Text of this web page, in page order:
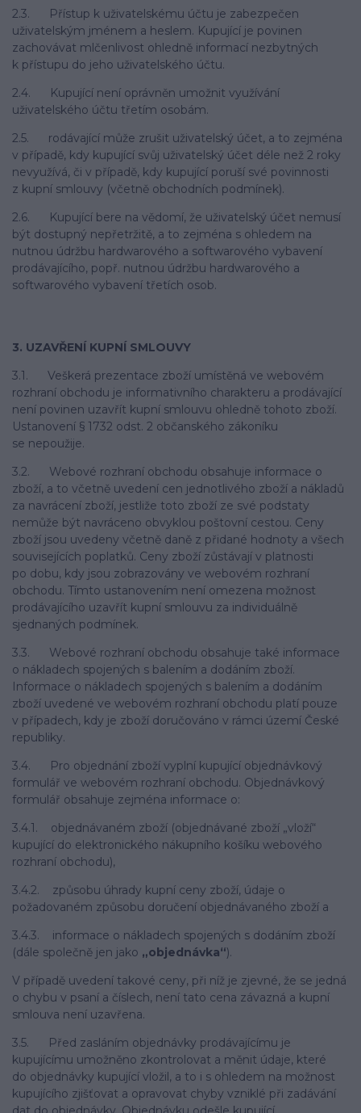
2.3. Přístup k uživatelskému účtu je zabezpečen
uživatelským jménem a heslem. Kupující je povinen
zachovávat mlčenlivost ohledně informací nezbytných
k přístupu do jeho uživatelského účtu.
2.4. Kupující není oprávněn umožnit využívání
uživatelského účtu třetím osobám.
2.5. rodávající může zrušit uživatelský účet, a to zejména
v případě, kdy kupující svůj uživatelský účet déle než 2 roky
nevyužívá, či v případě, kdy kupující poruší své povinnosti
z kupní smlouvy (včetně obchodních podmínek).
2.6. Kupující bere na vědomí, že uživatelský účet nemusí
být dostupný nepřetržitě, a to zejména s ohledem na
nutnou údržbu hardwarového a softwarového vybavení
prodávajícího, popř. nutnou údržbu hardwarového a
softwarového vybavení třetích osob.
3. UZAVŘENÍ KUPNÍ SMLOUVY
3.1. Veškerá prezentace zboží umístěná ve webovém
rozhraní obchodu je informativního charakteru a prodávající
není povinen uzavřít kupní smlouvu ohledně tohoto zboží.
Ustanovení § 1732 odst. 2 občanského zákoníku
se nepoužije.
3.2. Webové rozhraní obchodu obsahuje informace o
zboží, a to včetně uvedení cen jednotlivého zboží a nákladů
za navrácení zboží, jestliže toto zboží ze své podstaty
nemůže být navráceno obvyklou poštovní cestou. Ceny
zboží jsou uvedeny včetně daně z přidané hodnoty a všech
souvisejících poplatků. Ceny zboží zůstávají v platnosti
po dobu, kdy jsou zobrazovány ve webovém rozhraní
obchodu. Tímto ustanovením není omezena možnost
prodávajícího uzavřít kupní smlouvu za individuálně
sjednaných podmínek.
3.3. Webové rozhraní obchodu obsahuje také informace
o nákladech spojených s balením a dodáním zboží.
Informace o nákladech spojených s balením a dodáním
zboží uvedené ve webovém rozhraní obchodu platí pouze
v případech, kdy je zboží doručováno v rámci území České
republiky.
3.4. Pro objednání zboží vyplní kupující objednávkový
formulář ve webovém rozhraní obchodu. Objednávkový
formulář obsahuje zejména informace o:
3.4.1. objednávaném zboží (objednávané zboží „vloží“
kupující do elektronického nákupního košíku webového
rozhraní obchodu),
3.4.2. způsobu úhrady kupní ceny zboží, údaje o
požadovaném způsobu doručení objednávaného zboží a
3.4.3. informace o nákladech spojených s dodáním zboží
(dále společně jen jako „objednávka“).
V případě uvedení takové ceny, při níž je zjevné, že se jedná
o chybu v psaní a číslech, není tato cena závazná a kupní
smlouva není uzavřena.
3.5. Před zasláním objednávky prodávajícímu je
kupujícímu umožněno zkontrolovat a měnit údaje, které
do objednávky kupující vložil, a to i s ohledem na možnost
kupujícího zjišťovat a opravovat chyby vzniklé při zadávání